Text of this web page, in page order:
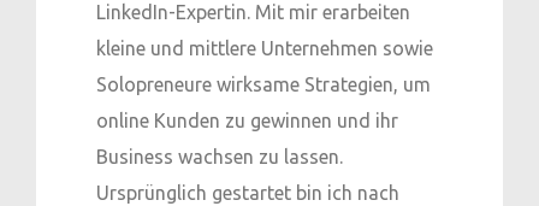
LinkedIn-Expertin. Mit mir erarbeiten
kleine und mittlere Unternehmen sowie
Solopreneure wirksame Strategien, um
online Kunden zu gewinnen und ihr
Business wachsen zu lassen.
Ursprünglich gestartet bin ich nach